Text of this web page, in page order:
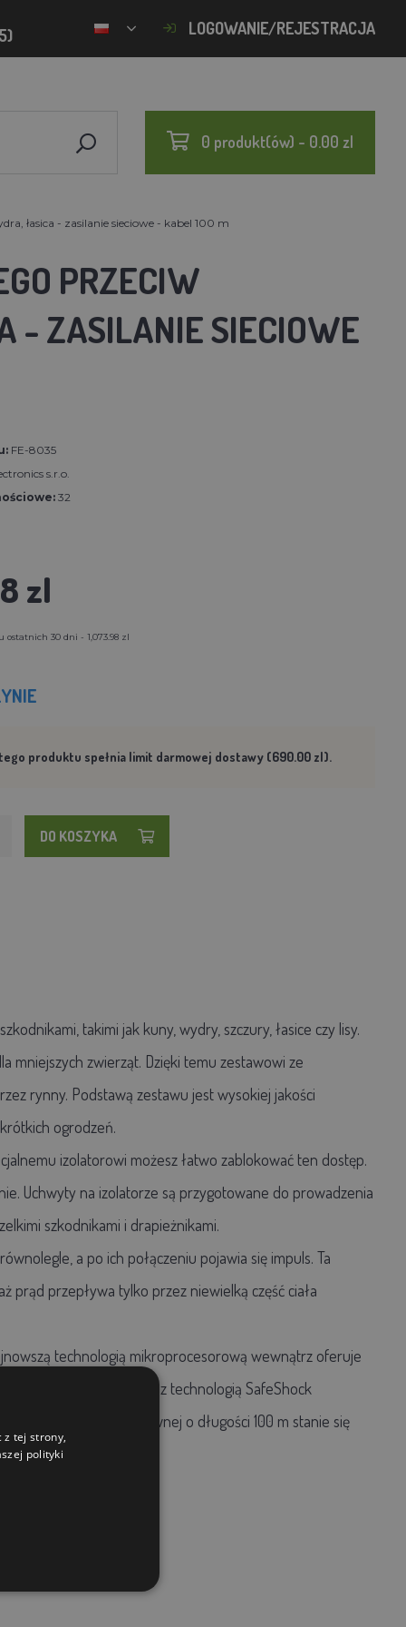
LOGOWANIE/REJESTRACJA
0 produkt(ów) - 0.00 zl
łasica - zasilanie sieciowe - kabel 100 m
PRZECIW
- ZASILANIE SIECIOWE
FE-8035
s.r.o.
32
zl
ostatnich 30 dni - 1,073.98 zl
produktu spełnia limit darmowej dostawy (690.00 zl).
DO KOSZYKA
takimi jak kuny, wydry, szczury, łasice czy lisy.
mniejszych zwierząt. Dzięki temu zestawowi ze
rynny. Podstawą zestawu jest wysokiej jakości
ogrodzeń.
izolatorowi możesz łatwo zablokować ten dostęp.
Uchwyty na izolatorze są przygotowane do prowadzenia
szkodnikami i drapieżnikami.
a po ich połączeniu pojawia się impuls. Ta
prąd przepływa tylko przez niewielką część ciała
technologią mikroprocesorową wewnątrz oferuje
inteligentna elektronika z technologią SafeShock
ze stali nierdzewnej o długości 100 m stanie się
z tej strony,
polityki